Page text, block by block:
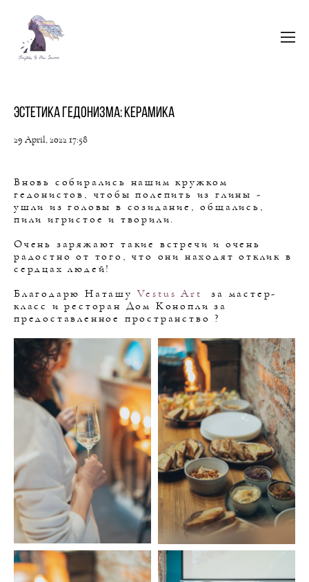
29 April, 2022 17:58
Эстетика гедонизма: керамика
Вновь собирались нашим кружком
гедонистов, чтобы полепить из глины -
ушли из головы в созидание, общались,
пили игристое и творили.
Очень заряжают такие встречи и очень
радостно от того, что они находят отклик в
сердцах людей!
Благодарю Наташу Vestus Art
за мастер-
класс и ресторан Дом Конопли за
предоставленное пространство ?